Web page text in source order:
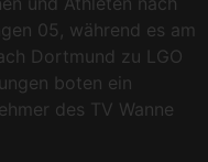
05, während es am
Dortmund zu LGO
boten ein
des TV Wanne